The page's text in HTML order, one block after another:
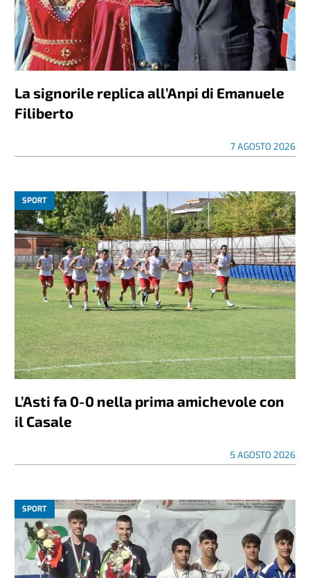
La signorile replica all’Anpi di Emanuele
Filiberto
7 AGOSTO 2026
SPORT
L’Asti fa 0-0 nella prima amichevole con
il Casale
5 AGOSTO 2026
SPORT